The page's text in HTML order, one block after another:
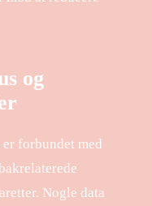
og
forbundet med
Nogle data